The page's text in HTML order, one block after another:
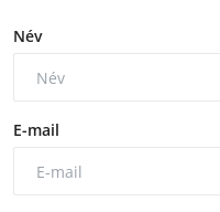
Név
E-mail